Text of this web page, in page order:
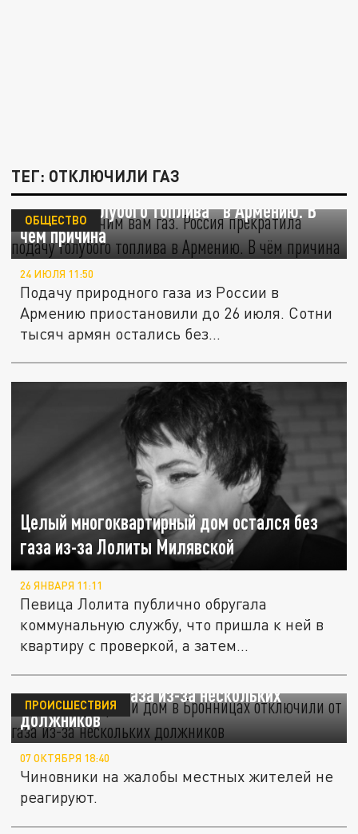
ТЕГ: ОТКЛЮЧИЛИ ГАЗ
А мы отключим вам газ. Россия прекратила
подачу "голубого топлива" в Армению. В
чём причина
ОБЩЕСТВО
24 ИЮЛЯ 11:50
Подачу природного газа из России в
Армению приостановили до 26 июля. Сотни
тысяч армян остались без...
Целый многоквартирный дом остался без
газа из-за Лолиты Милявской
26 ЯНВАРЯ 11:11
Певица Лолита публично обругала
коммунальную службу, что пришла к ней в
квартиру с проверкой, а затем...
Многоквартирный дом в Бронницах
отключили от газа из-за нескольких
должников
ПРОИСШЕСТВИЯ
07 ОКТЯБРЯ 18:40
Чиновники на жалобы местных жителей не
реагируют.